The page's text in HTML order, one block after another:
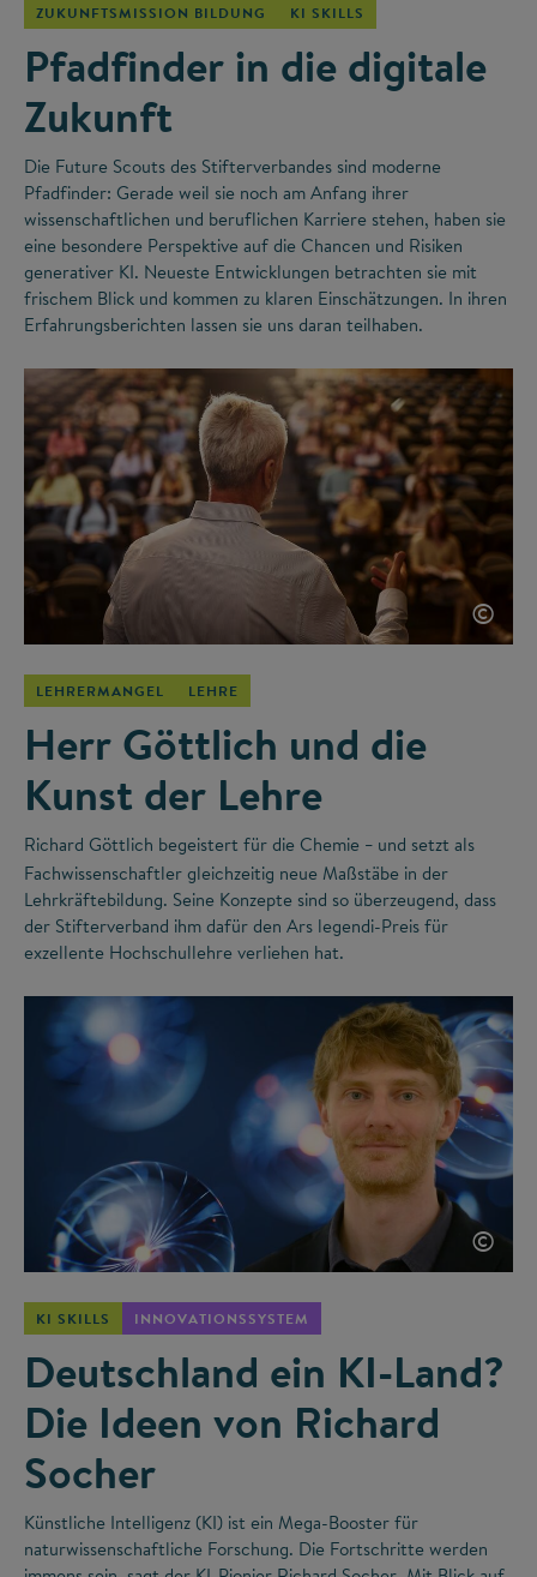
ZUKUNFTSMISSION BILDUNG KI SKILLS
Pfadfinder in die digitale
Zukunft
Die Future Scouts des Stifterverbandes sind moderne
Pfadfinder: Gerade weil sie noch am Anfang ihrer
wissenschaftlichen und beruflichen Karriere stehen, haben sie
eine besondere Perspektive auf die Chancen und Risiken
generativer KI. Neueste Entwicklungen betrachten sie mit
frischem Blick und kommen zu klaren Einschätzungen. In ihren
Erfahrungsberichten lassen sie uns daran teilhaben.
©
LEHRERMANGEL LEHRE
Herr Göttlich und die
Kunst der Lehre
Richard Göttlich begeistert für die Chemie – und setzt als
Fachwissenschaftler gleichzeitig neue Maßstäbe in der
Lehrkräftebildung. Seine Konzepte sind so überzeugend, dass
der Stifterverband ihm dafür den Ars legendi-Preis für
exzellente Hochschullehre verliehen hat.
©
KI SKILLS INNOVATIONSSYSTEM
Deutschland ein KI-Land?
Die Ideen von Richard
Socher
Künstliche Intelligenz (KI) ist ein Mega-Booster für
naturwissenschaftliche Forschung. Die Fortschritte werden